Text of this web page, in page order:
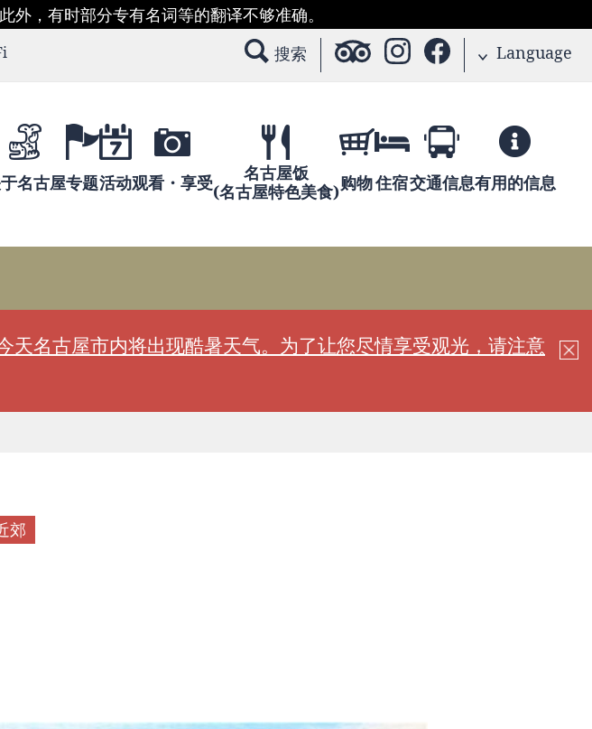
，有时部分专有名词等的翻译不够准确。
搜索 Language
名古屋专题活动观看・享受
名古屋饭
(名古屋特色美食)购物住宿交通信息有用的信息
天名古屋市内将出现酷暑天气。为了让您尽情享受观光，请注意
郊